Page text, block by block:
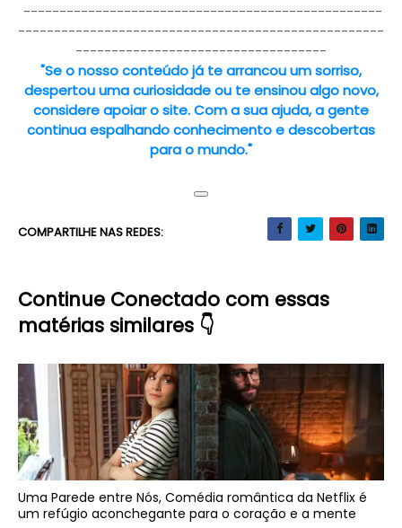
--------------------------------------------------
---------------------------------------------------
-----------------------------------
"Se o nosso conteúdo já te arrancou um sorriso,
despertou uma curiosidade ou te ensinou algo novo,
considere apoiar o site. Com a sua ajuda, a gente
continua espalhando conhecimento e descobertas
para o mundo."
COMPARTILHE NAS REDES:
Continue Conectado com essas
matérias similares 👇
Uma Parede entre Nós, Comédia romântica da Netflix é
um refúgio aconchegante para o coração e a mente